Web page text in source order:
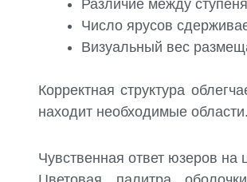
Различие между
Число ярусов
Визуальный вес
Корректная структура
находит необходимые
Чувственная ответ юзеров на